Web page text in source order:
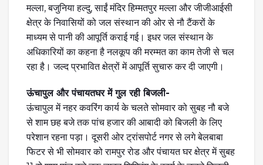
मल्ला, बजुनिया हल्दु, साईं मंदिर हिम्मतपुर मल्ला और जीजीआईसी
क्षेत्र के निवासियों को जल संस्थान की ओर से नौ टैंकरों के
माध्यम से पानी की आपूर्ति कराई गई। इधर जल संस्थान के
अधिकारियों का कहना है नलकूप की मरम्मत का काम तेजी से चल
रहा है। जल्द प्रभावित क्षेत्रों में आपूर्ति सुचारु कर दी जाएगी।
ऊंचापुल और पंचायतघर में गुल रही बिजली-
ऊंचापुल में नहर कवरिंग कार्य के चलते सोमवार को सुबह नौ बजे
से शाम छह बजे तक पांच हजार की आबादी को बिजली के लिए
परेशान रहना पड़ा। दूसरी ओर ट्रांसपोर्ट नगर से लगे बेलबाबा
फिटर से भी सोमवार को रामपुर रोड और पंचायत घर क्षेत्र में सुबह